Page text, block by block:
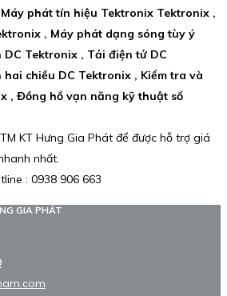
Máy phát tín hiệu Tektronix Tektronix ,
, Máy phát dạng sóng tùy ý
DC Tektronix , Tải điện tử DC
hai chiều DC Tektronix , Kiểm tra và
, Đồng hồ vạn năng kỹ thuật số
KT Hưng Gia Phát để được hỗ trợ giá
nhất.
: 0938 906 663
GIA PHÁT